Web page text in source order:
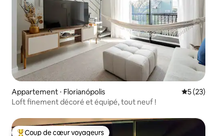
Appartement ⋅ Florianópolis
5 (23)
Loft finement décoré et équipé, tout neuf !
Coup de cœur voyageurs